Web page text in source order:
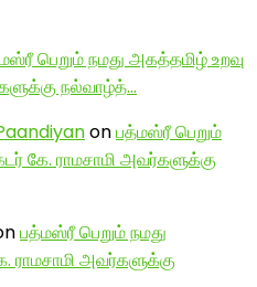
பெறும் நமது அகத்தமிழ் உறவு
நல்வாழ்த்…
onபத்மஸ்ரீ பெறும்
கே. ராமசாமி அவர்களுக்கு
பத்மஸ்ரீ பெறும் நமது
ராமசாமி அவர்களுக்கு